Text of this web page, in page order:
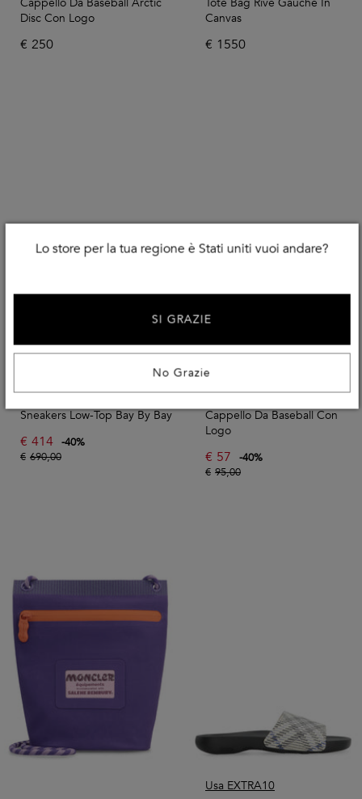
Disc Con Logo
€ 250
Canvas
€ 1550
VALENTINO GARAVANI
Sneakers Low-Top Bay By Bay
€ 414 -40%
€ 690,00
WOOLRICH
Cappello Da Baseball Con
Logo
€ 57 -40%
€ 95,00
Usa EXTRA10
Lo store per la tua regione è Stati uniti vuoi andare?
No Grazie
SI GRAZIE